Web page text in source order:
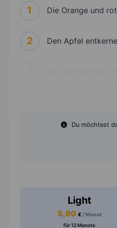
1 Die Orange und
2 Den Apfel
Du möchtest
Light
5,90 € / Monat
für 12 Monate